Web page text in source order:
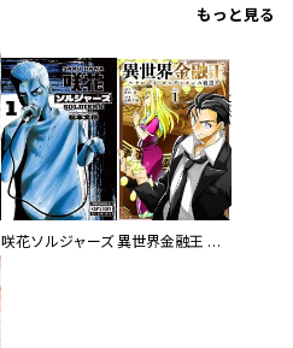
もっと見る
咲花ソルジャーズ 異世界金融王 ～クローネ・ゴルディオンの覇道～